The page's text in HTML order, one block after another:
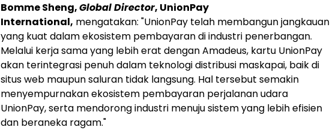
Bomme Sheng,Global Director, UnionPay
International, mengatakan: "UnionPay telah membangun jangkauan
yang kuat dalam ekosistem pembayaran di industri penerbangan.
Melalui kerja sama yang lebih erat dengan Amadeus, kartu UnionPay
akan terintegrasi penuh dalam teknologi distribusi maskapai, baik di
situs web maupun saluran tidak langsung. Hal tersebut semakin
menyempurnakan ekosistem pembayaran perjalanan udara
UnionPay, serta mendorong industri menuju sistem yang lebih efisien
dan beraneka ragam."